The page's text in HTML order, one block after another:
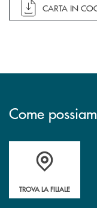
apre
CARTA IN
Come
Accedi all' elenco
TROVA LA FILIALE